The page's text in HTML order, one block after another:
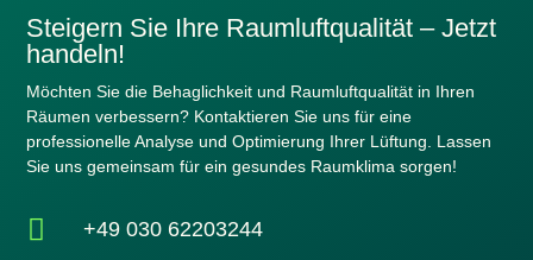
Steigern Sie Ihre Raumluftqualität – Jetzt
handeln!
Möchten Sie die Behaglichkeit und Raumluftqualität in Ihren
Räumen verbessern? Kontaktieren Sie uns für eine
professionelle Analyse und Optimierung Ihrer Lüftung. Lassen
Sie uns gemeinsam für ein gesundes Raumklima sorgen!
 +49 030 62203244